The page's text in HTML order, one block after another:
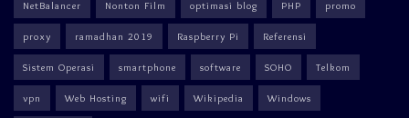
NetBalancer Nonton Film optimasi blog PHP promo
proxy ramadhan 2019 Raspberry Pi Referensi
Sistem Operasi smartphone software SOHO Telkom
vpn Web Hosting wifi Wikipedia Windows